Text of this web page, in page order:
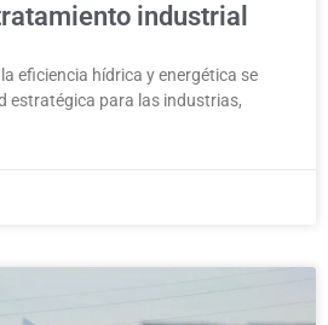
industrial
eficiencia hídrica y energética se
estratégica para las industrias,